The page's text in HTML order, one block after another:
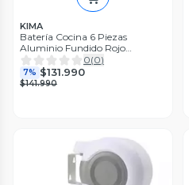
KIMA
Batería Cocina 6 Piezas
Aluminio Fundido Rojo
BOHLIER 2.0 0(0)
7% $131.990
$141.990